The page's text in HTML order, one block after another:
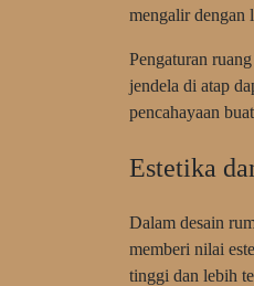
mengalir dengan
Pengaturan
jendela di atap
pencahayaan
Estetika
Dalam desain
memberi nilai
tinggi dan lebih